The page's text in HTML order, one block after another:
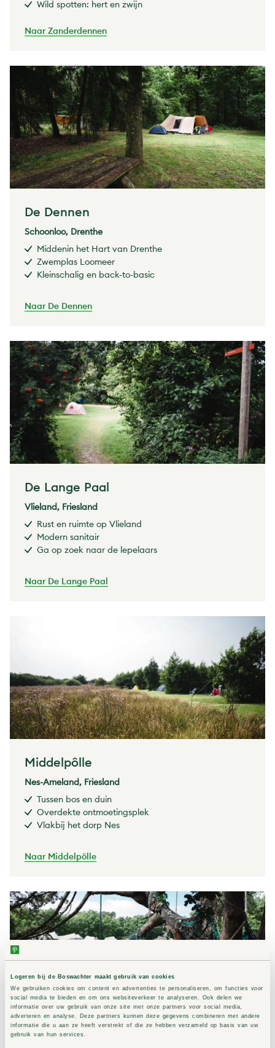
Logeren bij de Boswachter maakt gebruik van cookies
We gebruiken cookies om content en advertenties te personaliseren, om functies voor
social media te bieden en om ons websiteverkeer te analyseren. Ook delen we
informatie over uw gebruik van onze site met onze partners voor social media,
adverteren en analyse. Deze partners kunnen deze gegevens combineren met andere
informatie die u aan ze heeft verstrekt of die ze hebben verzameld op basis van uw
gebruik van hun services.
Wild spotten: hert en zwijn
Naar Zanderdennen
De Dennen
Schoonloo, Drenthe
Middenin het Hart van Drenthe
Zwemplas Loomeer
Kleinschalig en back-to-basic
Naar De Dennen
De Lange Paal
Vlieland, Friesland
Rust en ruimte op Vlieland
Modern sanitair
Ga op zoek naar de lepelaars
Naar De Lange Paal
Middelpôlle
Nes-Ameland, Friesland
Tussen bos en duin
Overdekte ontmoetingsplek
Vlakbij het dorp Nes
Naar Middelpôlle
Lies